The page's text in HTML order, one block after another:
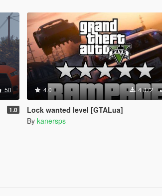
50
1.0
4.0 4 872
Lock wanted level [GTALua]
By kanersps